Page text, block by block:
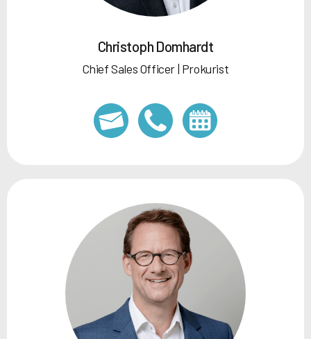
Christoph Domhardt
Chief Sales Officer | Prokurist